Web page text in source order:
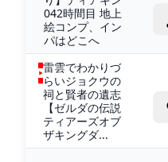
042時間目 地上
絵コンプ、イン
パはどこへ
雷雲でわかりづ
らいジョクウの
祠と賢者の遺志
【ゼルダの伝説
ティアーズオブ
ザキングダ...